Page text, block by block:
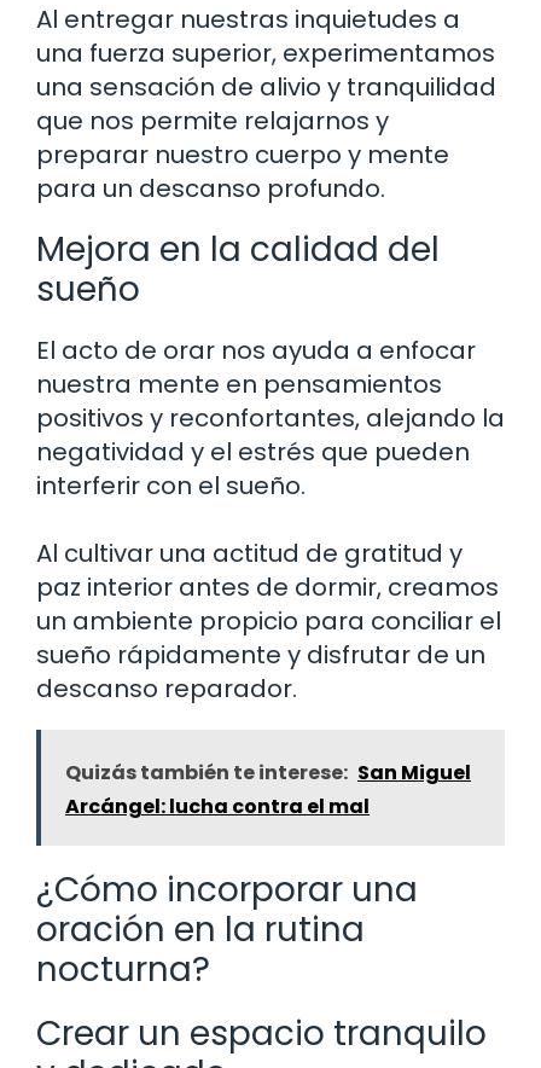
Al entregar nuestras inquietudes a
una fuerza superior, experimentamos
una sensación de alivio y tranquilidad
que nos permite relajarnos y
preparar nuestro cuerpo y mente
para un descanso profundo.
Mejora en la calidad del
sueño
El acto de orar nos ayuda a enfocar
nuestra mente en pensamientos
positivos y reconfortantes, alejando la
negatividad y el estrés que pueden
interferir con el sueño.
Al cultivar una actitud de gratitud y
paz interior antes de dormir, creamos
un ambiente propicio para conciliar el
sueño rápidamente y disfrutar de un
descanso reparador.
Quizás también te interese: San Miguel
Arcángel: lucha contra el mal
¿Cómo incorporar una
oración en la rutina
nocturna?
Crear un espacio tranquilo